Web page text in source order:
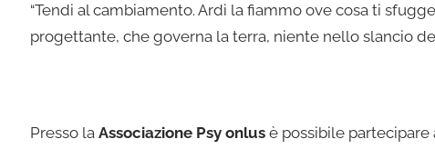
“Tendi al cambiamento. Ardi la fiammo ove cosa ti
progettante, che governa la terra, niente nello slancio
Presso la Associazione Psy onlusè possibile partecipare